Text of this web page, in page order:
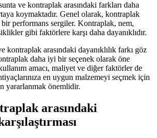
ve kontraplak arasındaki farkları daha
koymaktadır. Genel olarak, kontraplak
performans sergiler. Kontraplak, nem,
gibi faktörlere karşı daha dayanıklıdır.
kontraplak arasındaki dayanıklılık farkı göz
daha iyi bir seçenek olarak öne
amacı, maliyet ve diğer faktörler de
en uygun malzemeyi seçmek için
yararlanmak önemlidir.
arasındaki